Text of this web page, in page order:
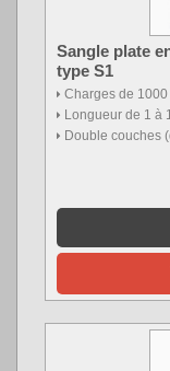
Sangle plate
type S1
Charges de
Longueur de 1 à
Double couches